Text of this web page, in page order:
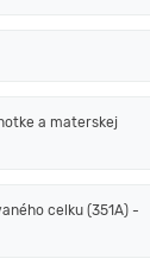
a materskej
celku (351A) -